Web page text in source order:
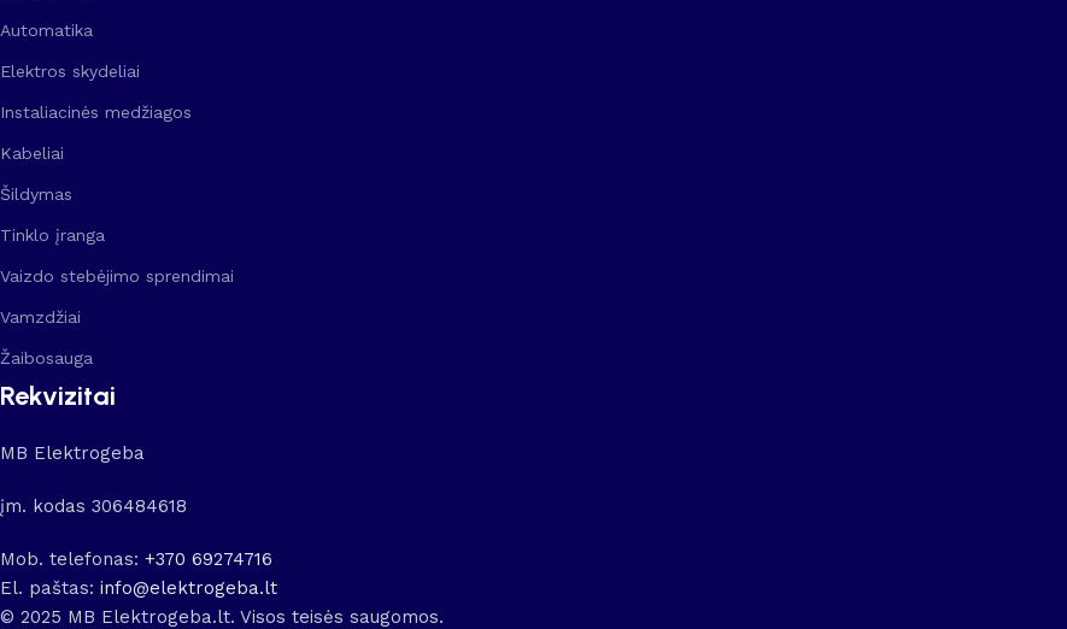
Automatika
Elektros skydeliai
Instaliacinės medžiagos
Kabeliai
Šildymas
Tinklo įranga
Vaizdo stebėjimo sprendimai
Vamzdžiai
Žaibosauga
Rekvizitai
MB Elektrogeba
įm. kodas 306484618
Mob. telefonas: +370 69274716
El. paštas: info@elektrogeba.lt
© 2025 MB Elektrogeba.lt. Visos teisės saugomos.